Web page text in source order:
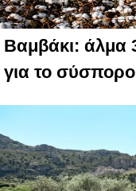
Βαμβάκι: άλμα
για το σύσπορο